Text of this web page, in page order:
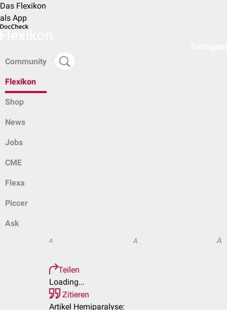
Das Flexikon
als App
Community
Flexikon
Shop
News
Jobs
CME
Flexa
Piccer
Ask
A A A
Teilen
Loading...
Zitieren
Artikel Hemiparalyse: